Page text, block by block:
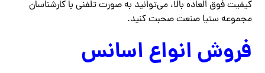
کیفیت فوق العاده بالا، می‌توانید به صورت تلفنی با کارشناسان
مجموعه ستیا صنعت صحبت کنید.
فروش انواع اسانس